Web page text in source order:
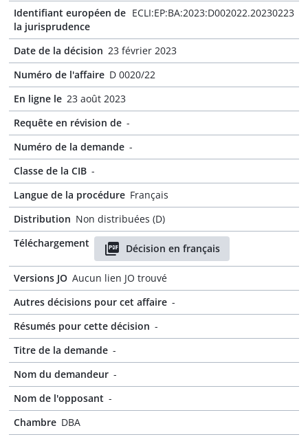
Identifiant européen de
la jurisprudence
ECLI:EP:BA:2023:D002022.20230223
Date de la décision 23 février 2023
Numéro de l'affaire D 0020/22
En ligne le 23 août 2023
Requête en révision de -
Numéro de la demande -
Classe de la CIB -
Langue de la procédure Français
Distribution Non distribuées (D)
Téléchargement
Décision en français
Versions JO Aucun lien JO trouvé
Autres décisions pour cet affaire -
Résumés pour cette décision -
Titre de la demande -
Nom du demandeur -
Nom de l'opposant -
Chambre DBA